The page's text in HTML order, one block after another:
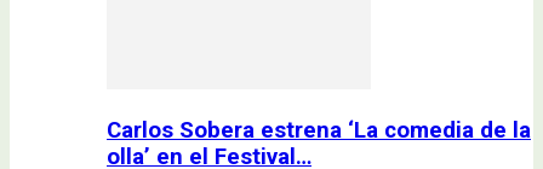
Carlos Sobera estrena ‘La comedia de la
olla’ en el Festival…